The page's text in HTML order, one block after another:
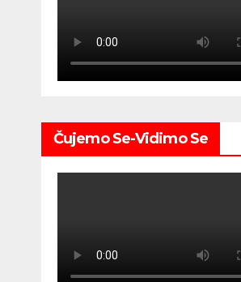
Čujemo Se-Vidimo Se